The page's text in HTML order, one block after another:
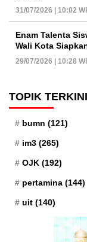
31/07/2026 | 10:02
Enam Talenta
Wali Kota
29/07/2026 | 10:28
TOPIK TERKINI
bumn (121)
im3 (265)
OJK (192)
pertamina (144)
uit (140)